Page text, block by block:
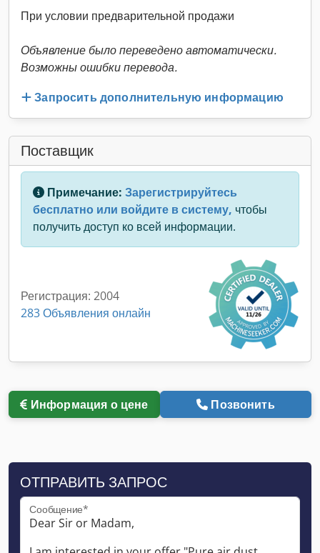
При условии предварительной продажи
Объявление было переведено автоматически.
Возможны ошибки перевода.
Запросить дополнительную информацию
Поставщик
Примечание: Зарегистрируйтесь
бесплатно или войдите в систему, чтобы
получить доступ ко всей информации.
Регистрация: 2004
283 Объявления онлайн
Информация о цене Позвонить
ОТПРАВИТЬ ЗАПРОС
Сообщение*